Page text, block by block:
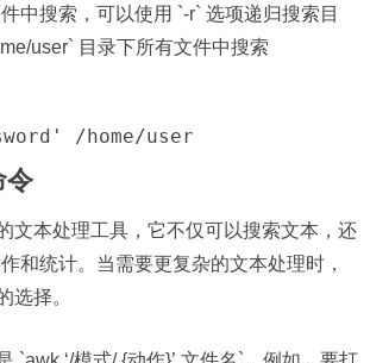
中搜索，可以使用 `-r` 选项递归搜索目
user` 目录下所有文件中搜索
/home/user
令
文本处理工具，它不仅可以搜索文本，还
和统计。当需要更复杂的文本处理时，
选择。